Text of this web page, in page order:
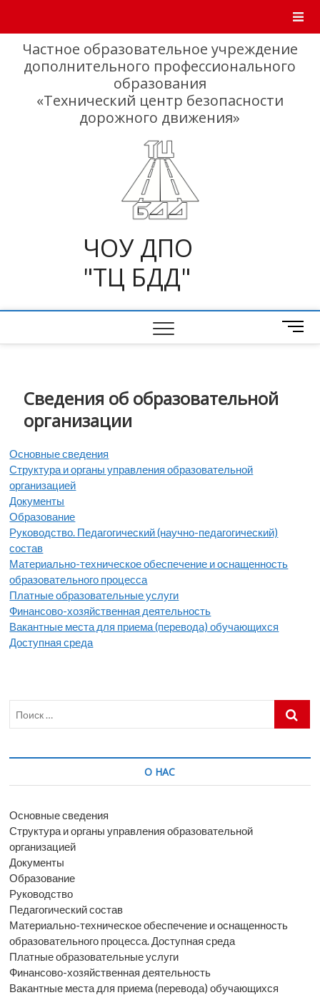
Частное образовательное учреждение
дополнительного профессионального
образования
«Технический центр безопасности
дорожного движения»
ЧОУ ДПО
"ТЦ БДД"
M
e
Сведения об образовательной
организации
Основные сведения
Структура и органы управления образовательной
организацией
Документы
Образование
Руководство. Педагогический (научно-педагогический)
состав
Материально-техническое обеспечение и оснащенность
образовательного процесса
Платные образовательные услуги
Финансово-хозяйственная деятельность
Вакантные места для приема (перевода) обучающихся
Доступная среда
Поиск
О НАС
Основные сведения
Структура и органы управления образовательной
организацией
Документы
Образование
Руководство
Педагогический состав
Материально-техническое обеспечение и оснащенность
образовательного процесса. Доступная среда
Платные образовательные услуги
Финансово-хозяйственная деятельность
Вакантные места для приема (перевода) обучающихся